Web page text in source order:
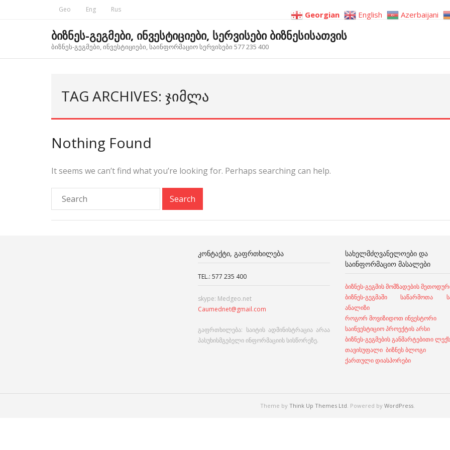
Geo Eng Rus
ბიზნეს-გეგმები, ინვესტიციები, სერვისები ბიზნესისათვის
ბიზნეს-გეგმები, ინვესტიციები, საინფორმაციო სერვისები 577 235 400
TAG ARCHIVES: ᲯᲘᲛᲚᲐ
Nothing Found
It seems we can’t find what you’re looking for. Perhaps searching can help.
ᲙᲝᲜᲢᲐᲥᲢᲘ, ᲒᲐᲤᲠᲗᲮᲘᲚᲔᲑᲐ
TEL.: 577 235 400
skype: Medgeo.net
Caumednet@gmail.com
გაფრთხილება: საიტის ადმინისტრაცია არაა
პასუხისმგებელი ინფორმაციის სისწორეზე.
ᲡᲐᲮᲔᲚᲛᲫᲦᲕᲐᲜᲔᲚᲝᲔᲑᲘ ᲓᲐ
ᲡᲐᲘᲜᲤᲝᲠᲛᲐᲪᲘᲝ ᲛᲐᲡᲐᲚᲔᲑᲘ
ბიზნეს-გეგმის მომზადების
ბიზნეს-გეგმაში საწარმოთა
ანალიზი
როგორ მოვიზიდოთ ინვესტორი
საინვესტიციო პროექტის არსი
ბიზნეს-გეგმების განმარტებითი
თავისუფალი ბიზნეს ბლოგი
ქართული დიასპორები
Theme by Think Up Themes Ltd. Powered by WordPress.
Georgian English Azerbaijani